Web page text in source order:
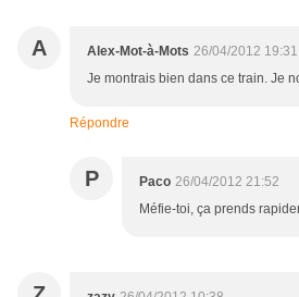
A Alex-Mot-à-Mots 26/04/2012 19:31
Je montrais bien dans ce train. Je
Répondre
P Paco 26/04/2012 21:52
Méfie-toi, ça prends